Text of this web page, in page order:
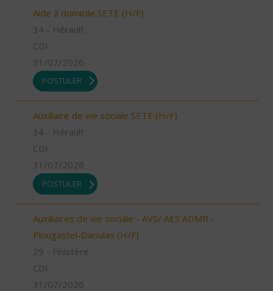
Aide à domicile SETE (H/F)
34 - Hérault
CDI
31/07/2026
POSTULER
Auxiliaire de vie sociale SETE (H/F)
34 - Hérault
CDI
31/07/2026
POSTULER
Auxiliaires de vie sociale - AVS/ AES ADMR -
Plougastel-Daoulas (H/F)
29 - Finistère
CDI
31/07/2026